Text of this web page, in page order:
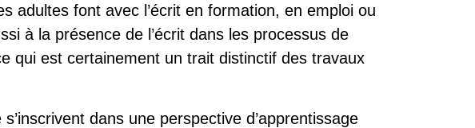
adultes font avec l’écrit en formation, en emploi ou
à la présence de l’écrit dans les processus de
qui est certainement un trait distinctif des travaux
dans une perspective d’apprentissage